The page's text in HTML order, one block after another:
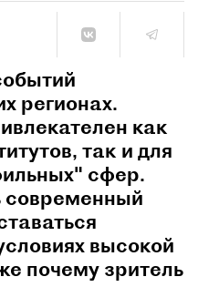
регионах.
как
так и для
сфер.
высокой
почему зритель